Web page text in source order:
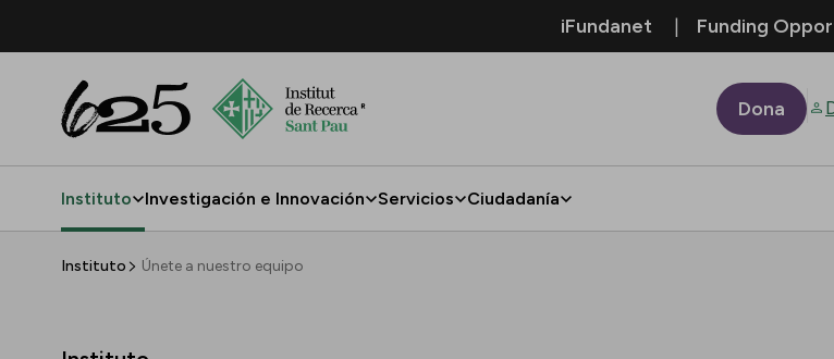
iFundanet Funding
Dona
Instituto Investigación e Innovación Servicios Ciudadanía
Instituto Únete a nuestro equipo